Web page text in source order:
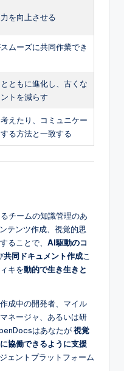
を向上させる
ムーズに共同作業でき
ともに進化し、古くな
トを減らす
えたり、コミュニケー
る方法と一致する
チームの知識管理のあ
テンツ作成、視覚的思
ることで、 AI駆動のコ
共同ドキュメント作成こ
キを動的で生き生きと
成中の開発者、マイル
ネージャ、あるいは研
はあなたが視覚
協働できるように支援
ェントプラットフォーム